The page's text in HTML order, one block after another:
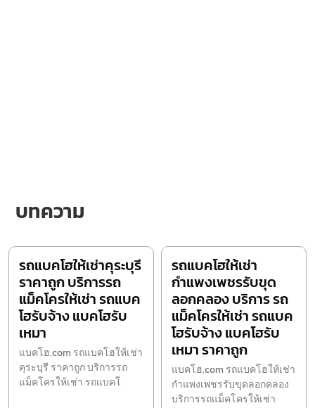
บทความ
รถแบคโฮให้เช่าคุระบุรี
ราคาถูก บริการรถ
แม็คโครให้เช่า รถแบค
โฮรับจ้าง แบคโฮรับ
เหมา
แบคโฮ.com รถแบคโฮให้เช่า
คุระบุรี ราคาถูก บริการรถ
แม็คโครให้เช่า รถแบคโ
รถแบคโฮให้เช่า
กำแพงเพชรรับขุด
ลอกคลอง บริการ รถ
แม็คโครให้เช่า รถแบค
โฮรับจ้าง แบคโฮรับ
เหมา ราคาถูก
แบคโฮ.com รถแบคโฮให้เช่า
กำแพงเพชรรับขุดลอกคลอง
บริการรถแม็คโครให้เช่า